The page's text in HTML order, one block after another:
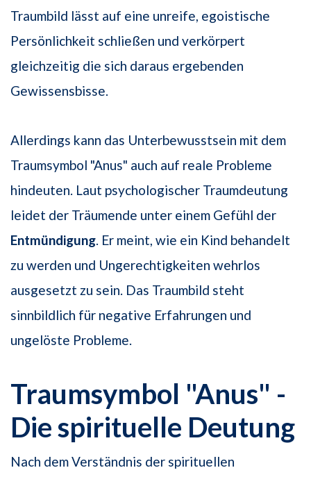
Traumbild lässt auf eine unreife, egoistische
Persönlichkeit schließen und verkörpert
gleichzeitig die sich daraus ergebenden
Gewissensbisse.
Allerdings kann das Unterbewusstsein mit dem
Traumsymbol "Anus" auch auf reale Probleme
hindeuten. Laut psychologischer Traumdeutung
leidet der Träumende unter einem Gefühl der
Entmündigung. Er meint, wie ein Kind behandelt
zu werden und Ungerechtigkeiten wehrlos
ausgesetzt zu sein. Das Traumbild steht
sinnbildlich für negative Erfahrungen und
ungelöste Probleme.
Traumsymbol "Anus" -
Die spirituelle Deutung
Nach dem Verständnis der spirituellen